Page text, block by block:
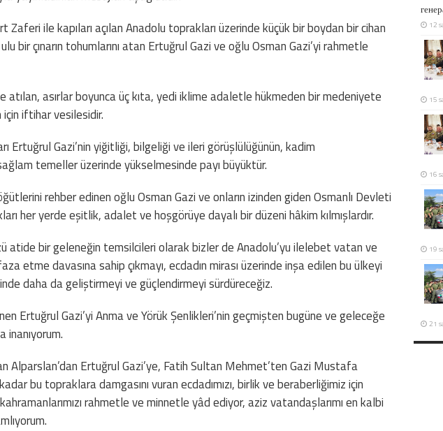
Zaferi ile kapıları açılan Anadolu toprakları üzerinde küçük bir boydan bir cihan
bir çınarın tohumlarını atan Ertuğrul Gazi ve oğlu Osman Gazi’yi rahmetle
atılan, asırlar boyunca üç kıta, yedi iklime adaletle hükmeden bir medeniyete
iftihar vesilesidir.
Ertuğrul Gazi’nin yiğitliği, bilgeliği ve ileri görüşlülüğünün, kadim
temeller üzerinde yükselmesinde payı büyüktür.
rehber edinen oğlu Osman Gazi ve onların izinden giden Osmanlı Devleti
her yerde eşitlik, adalet ve hoşgörüye dayalı bir düzeni hâkim kılmışlardır.
atide bir geleneğin temsilcileri olarak bizler de Anadolu’yu ilelebet vatan ve
etme davasına sahip çıkmayı, ecdadın mirası üzerinde inşa edilen bu ülkeyi
daha da geliştirmeyi ve güçlendirmeyi sürdüreceğiz.
Ertuğrul Gazi’yi Anma ve Yörük Şenlikleri’nin geçmişten bugüne ve geleceğe
inanıyorum.
Alparslan’dan Ertuğrul Gazi’ye, Fatih Sultan Mehmet’ten Gazi Mustafa
bu topraklara damgasını vuran ecdadımızı, birlik ve beraberliğimiz için
rahmetle ve minnetle yâd ediyor, aziz vatandaşlarımı en kalbi
12
15
16
19
21